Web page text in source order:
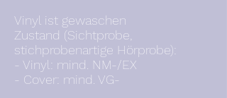
Vinyl ist gewaschen
Zustand (Sichtprobe,
stichprobenartige Hörprobe):
- Vinyl: mind. NM-/EX
- Cover: mind. VG-